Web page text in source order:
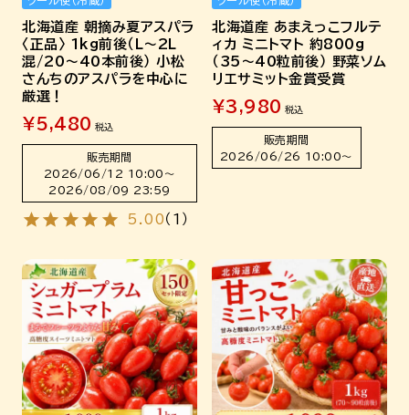
北海道産 朝摘み夏アスパラ
〈正品〉 1kg前後（L～2L
混/20～40本前後） 小松
さんちのアスパラを中心に
厳選！
¥ 5,480 税込
販売期間
2026/06/12 10:00 〜
2026/08/09 23:59
5.00 （ 1 ）
北海道産 あまえっこフルテ
ィカ ミニトマト 約800g
（35～40粒前後） 野菜ソム
リエサミット金賞受賞
¥3,980 税込
販売期間
2026/06/26 10:00〜